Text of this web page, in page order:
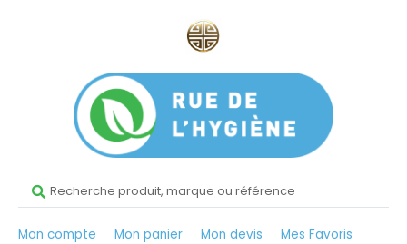
Mon compte Mon panier Mon devis Mes Favoris